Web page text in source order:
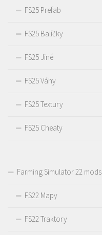
FS25 Prefab
FS25 Balíčky
FS25 Jiné
FS25 Váhy
FS25 Textury
FS25 Cheaty
Farming Simulator 22 mods
FS22 Mapy
FS22 Traktory